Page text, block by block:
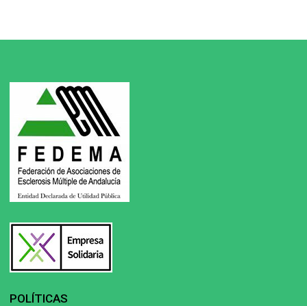
POLÍTICAS